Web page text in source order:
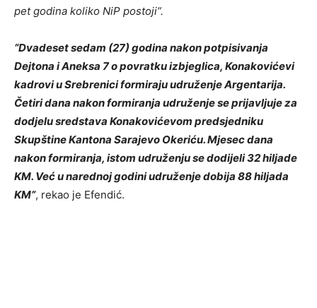
pet godina koliko NiP postoji”.
“Dvadeset sedam (27) godina nakon potpisivanja
Dejtona i Aneksa 7 o povratku izbjeglica, Konakovićevi
kadrovi u Srebrenici formiraju udruženje Argentarija.
Četiri dana nakon formiranja udruženje se prijavljuje za
dodjelu sredstava Konakovićevom predsjedniku
Skupštine Kantona Sarajevo Okeriću. Mjesec dana
nakon formiranja, istom udruženju se dodijeli 32 hiljade
KM. Već u narednoj godini udruženje dobija 88 hiljada
KM”, rekao je Efendić.